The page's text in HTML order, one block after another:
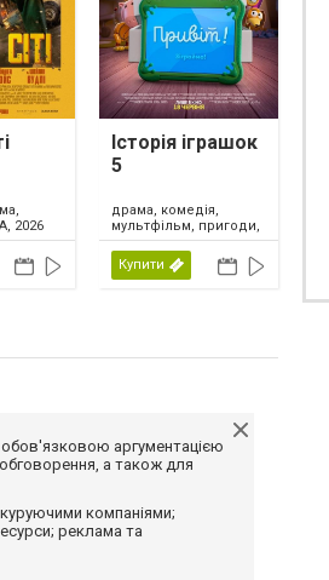
2026
Історія іграшок
5
драма, комедія,
мультфільм, пригоди,
сімейний, фентезі,
США, 2026
Купити
аргументацією
а також для
компаніями;
реклама та